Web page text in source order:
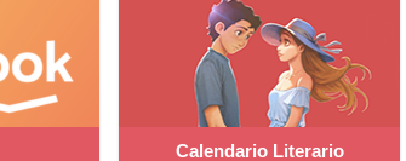
Calendario Literario